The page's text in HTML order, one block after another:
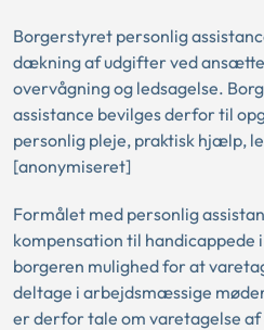
Borgerstyret personlig
dækning af udgifter ved
overvågning og ledsagelse.
assistance bevilges derfor til
personlig pleje, praktisk hjælp,
[anonymiseret]
Formålet med personlig
kompensation til handicappede
borgeren mulighed for at
deltage i arbejdsmæssige
er derfor tale om varetagelse